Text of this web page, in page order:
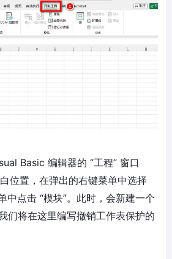
Basic 编辑器的 “工程” 窗口
位置，在弹出的右键菜单中选择
中点击 “模块”。此时，会新建一个
们将在这里编写撤销工作表保护的